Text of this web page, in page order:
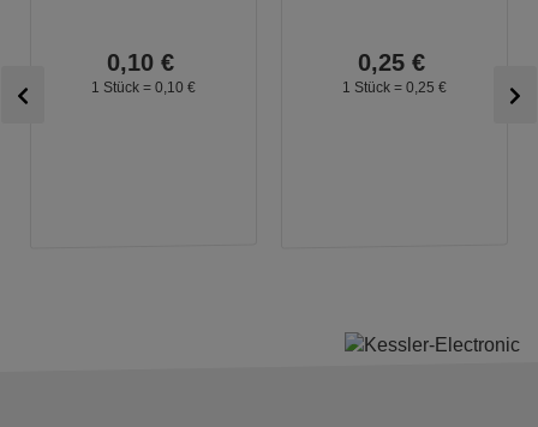
0,10 €
1 Stück = 0, 10 €
0,25 €
1 Stück = 0, 25 €